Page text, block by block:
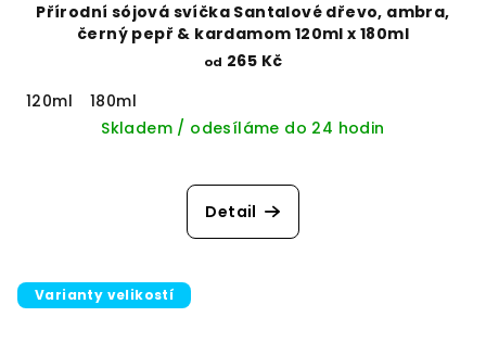
Přírodní sójová svíčka Santalové dřevo, ambra,
černý pepř & kardamom 120ml x 180ml
od 265 Kč
120ml
180ml
Skladem / odesíláme do 24 hodin
Detail
Varianty velikostí